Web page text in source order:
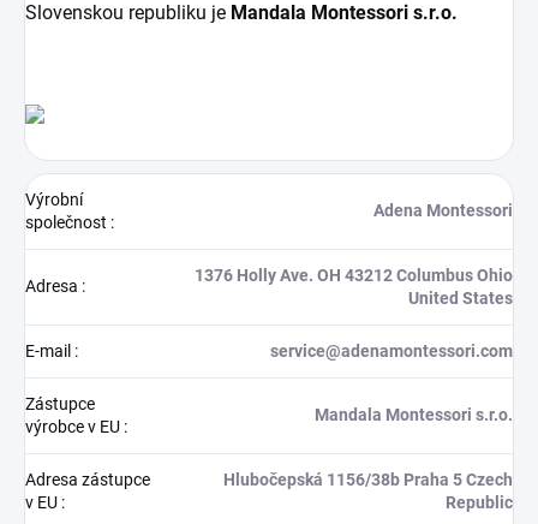
Slovenskou republiku je Mandala Montessori s.r.o.
Výrobní
společnost :
Adena Montessori
Adresa :
1376 Holly Ave. OH 43212 Columbus Ohio
United States
E-mail : service@adenamontessori.com
Zástupce
výrobce v EU :
Mandala Montessori s.r.o.
Adresa zástupce
v EU :
Hlubočepská 1156/38b Praha 5 Czech
Republic